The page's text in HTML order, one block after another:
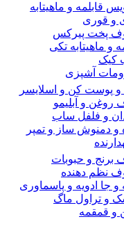
قابلمه و ماهیتابه
و قوری
پخت پیرکس
و ماهیتابه تکی
کیک
آشپزی
و پوست کن و اسلایسر
و آبلیمو
و فلفل ساب
و دمنوش ساز و تمپر
و حبوبات
نظم دهنده
و جا ادویه و پاسماوری
و تراول ماگ
و قمقمه